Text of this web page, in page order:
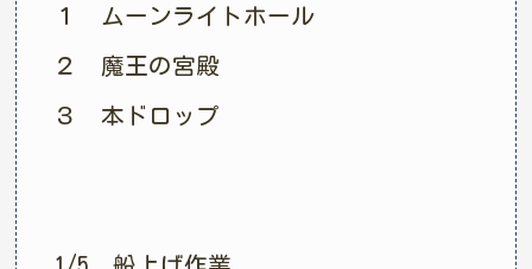
１ ムーンライトホール
２ 魔王の宮殿
３ 本ドロップ